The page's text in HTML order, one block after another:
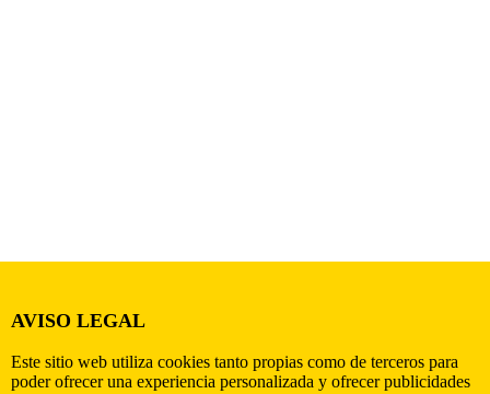
AVISO LEGAL
Este sitio web utiliza cookies tanto propias como de terceros para
poder ofrecer una experiencia personalizada y ofrecer publicidades